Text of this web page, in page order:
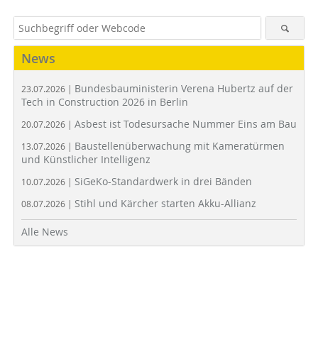
News
23.07.2026 | Bundesbauministerin Verena Hubertz auf der
Tech in Construction 2026 in Berlin
20.07.2026 | Asbest ist Todesursache Nummer Eins am Bau
13.07.2026 | Baustellenüberwachung mit Kameratürmen
und Künstlicher Intelligenz
10.07.2026 | SiGeKo-Standardwerk in drei Bänden
08.07.2026 | Stihl und Kärcher starten Akku-Allianz
Alle News